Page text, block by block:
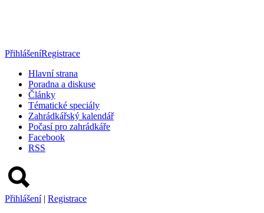
PřihlášeníRegistrace
Hlavní strana
Poradna a diskuse
Články
Tématické speciály
Zahrádkářský kalendář
Počasí pro zahrádkáře
Facebook
RSS
Přihlášení | Registrace